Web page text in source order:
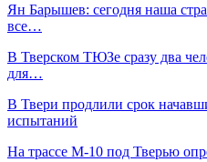
Ян Барышев: сегодня наша
все…
В Тверском ТЮЗе сразу два
для…
В Твери продлили срок
испытаний
На трассе М-10 под Тверью